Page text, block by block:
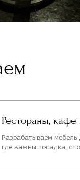
Рестораны,
Разрабатываем
где важны посадка,